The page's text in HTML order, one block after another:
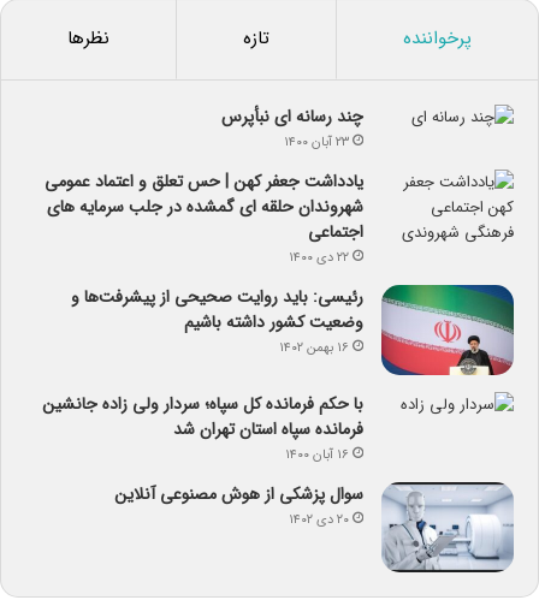
پرخواننده تازه نظرها
چند رسانه ای نبأپرس
۲۳ آبان ۱۴۰۰
یادداشت جعفر کهن | حس تعلق و اعتماد عمومی
شهروندان حلقه ای گمشده در جلب سرمایه های
اجتماعی
۲۲ دی ۱۴۰۰
رئیسی: باید روایت صحیحی از پیشرفت‌ها و
وضعیت کشور داشته باشیم
۱۶ بهمن ۱۴۰۲
با حکم فرمانده کل سپاه؛ سردار ولی زاده جانشین
فرمانده سپاه استان تهران شد
۱۶ آبان ۱۴۰۰
سوال پزشکی از هوش مصنوعی آنلاین
۲۰ دی ۱۴۰۲